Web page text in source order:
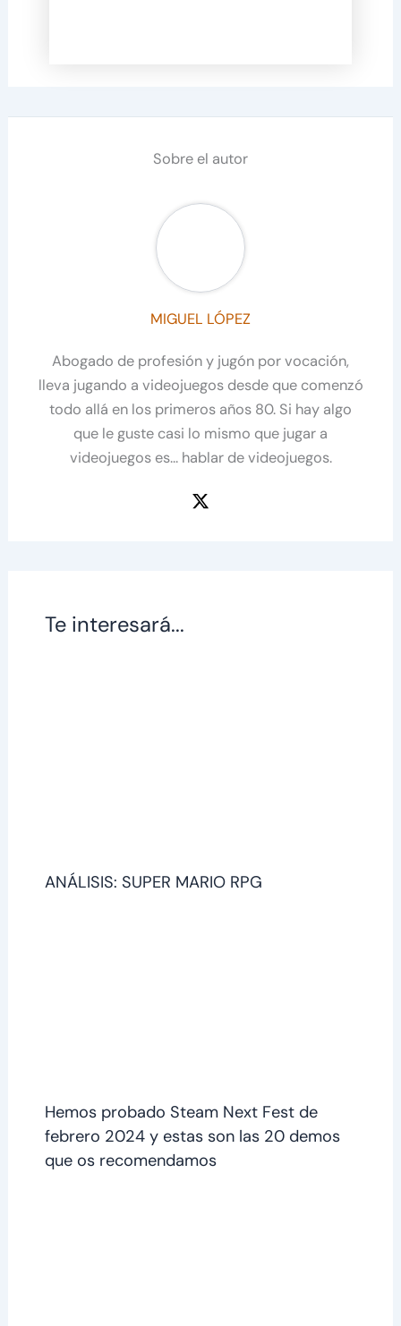
Sobre el autor
MIGUEL LÓPEZ
Abogado de profesión y jugón por vocación,
lleva jugando a videojuegos desde que comenzó
todo allá en los primeros años 80. Si hay algo
que le guste casi lo mismo que jugar a
videojuegos es… hablar de videojuegos.
Te interesará...
ANÁLISIS: SUPER MARIO RPG
Hemos probado Steam Next Fest de
febrero 2024 y estas son las 20 demos
que os recomendamos